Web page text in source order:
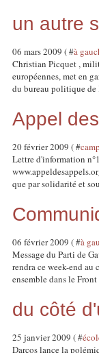
un autre
06 mars 2009 ( #à
Christian Picquet ,
européennes, met en
du bureau politique
Appel
20 février 2009 ( #
Lettre d'information
que par solidarité et
06 février 2009 ( #à
Message du Parti de
rendra ce week-end au
ensemble dans le
du côté
25 janvier 2009 ( #
Darcos lance la